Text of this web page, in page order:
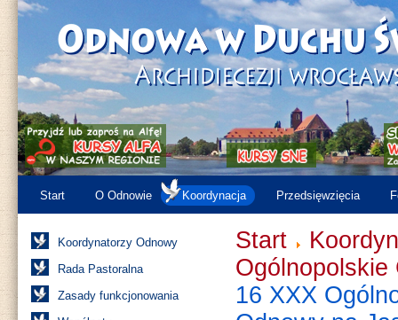
Start O Odnowie Koordynacja Przedsięwzięcia
Koordynatorzy Odnowy
Rada Pastoralna
Zasady funkcjonowania
Start
Ogólnopolskie
16 XXX